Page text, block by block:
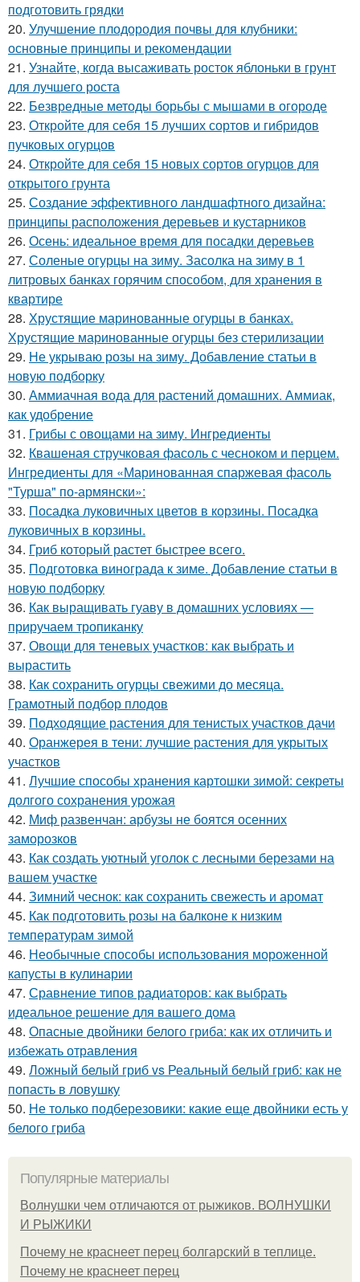
подготовить грядки
20. Улучшение плодородия почвы для клубники:
основные принципы и рекомендации
21. Узнайте, когда высаживать росток яблоньки в грунт
для лучшего роста
22. Безвредные методы борьбы с мышами в огороде
23. Откройте для себя 15 лучших сортов и гибридов
пучковых огурцов
24. Откройте для себя 15 новых сортов огурцов для
открытого грунта
25. Создание эффективного ландшафтного дизайна:
принципы расположения деревьев и кустарников
26. Осень: идеальное время для посадки деревьев
27. Соленые огурцы на зиму. Засолка на зиму в 1
литровых банках горячим способом, для хранения в
квартире
28. Хрустящие маринованные огурцы в банках.
Хрустящие маринованные огурцы без стерилизации
29. Не укрываю розы на зиму. Добавление статьи в
новую подборку
30. Аммиачная вода для растений домашних. Аммиак,
как удобрение
31. Грибы с овощами на зиму. Ингредиенты
32. Квашеная стручковая фасоль с чесноком и перцем.
Ингредиенты для «Маринованная спаржевая фасоль
"Турша" по-армянски»:
33. Посадка луковичных цветов в корзины. Посадка
луковичных в корзины.
34. Гриб который растет быстрее всего.
35. Подготовка винограда к зиме. Добавление статьи в
новую подборку
36. Как выращивать гуаву в домашних условиях —
приручаем тропиканку
37. Овощи для теневых участков: как выбрать и
вырастить
38. Как сохранить огурцы свежими до месяца.
Грамотный подбор плодов
39. Подходящие растения для тенистых участков дачи
40. Оранжерея в тени: лучшие растения для укрытых
участков
41. Лучшие способы хранения картошки зимой: секреты
долгого сохранения урожая
42. Миф развенчан: арбузы не боятся осенних
заморозков
43. Как создать уютный уголок с лесными березами на
вашем участке
44. Зимний чеснок: как сохранить свежесть и аромат
45. Как подготовить розы на балконе к низким
температурам зимой
46. Необычные способы использования мороженной
капусты в кулинарии
47. Сравнение типов радиаторов: как выбрать
идеальное решение для вашего дома
48. Опасные двойники белого гриба: как их отличить и
избежать отравления
49. Ложный белый гриб vs Реальный белый гриб: как не
попасть в ловушку
50. Не только подберезовики: какие еще двойники есть у
белого гриба
Популярные материалы
Волнушки чем отличаются от рыжиков. ВОЛНУШКИ
И РЫЖИКИ
Почему не краснеет перец болгарский в теплице.
Почему не краснеет перец